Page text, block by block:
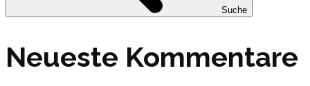
Suche
Neueste Kommentare